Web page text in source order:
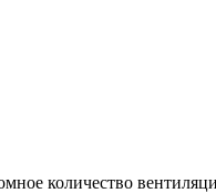
количество